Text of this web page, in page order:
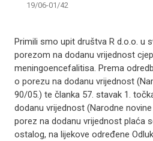
19/06-01/42
Primili smo upit društva R d.o.o. u
porezom na dodanu vrijednost
meningoencefalitisa. Prema
o porezu na dodanu vrijednost
90/05.) te članka 57. stavak 1.
dodanu vrijednost (Narodne
porez na dodanu vrijednost plaća
ostalog, na lijekove određene